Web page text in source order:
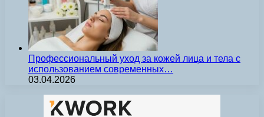
Профессиональный уход за кожей лица и тела с
использованием современных…
03.04.2026